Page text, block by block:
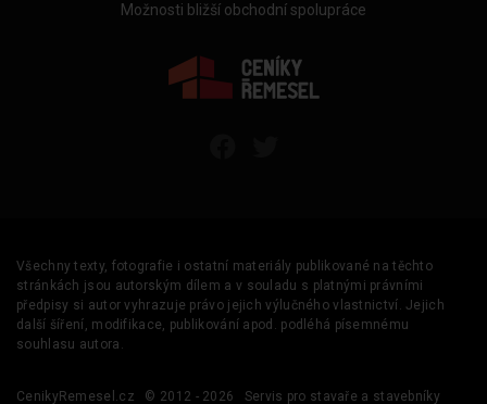
Možnosti bližší obchodní spolupráce
Všechny texty, fotografie i ostatní materiály publikované na těchto
stránkách jsou autorským dílem a v souladu s platnými právními
předpisy si autor vyhrazuje právo jejich výlučného vlastnictví. Jejich
další šíření, modifikace, publikování apod. podléhá písemnému
souhlasu autora.
CenikyRemesel.cz © 2012 - 2026 Servis pro stavaře a stavebníky